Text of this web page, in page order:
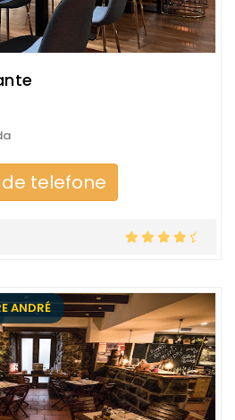
telefone
ANDRÉ